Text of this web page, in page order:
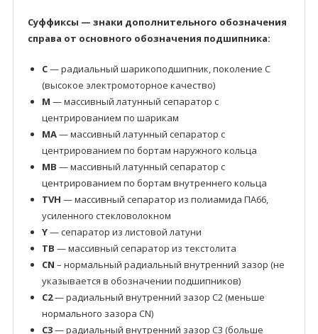
Суффиксы — знаки дополнительного обозначения
справа от основного обозначения подшипника:
C— радиальный шарикоподшипник, поколение C
(высокое электромоторное качество)
M — массивный латунный сепаратор с
центрированием по шарикам
MA— массивный латунный сепаратор с
центрированием по бортам наружного кольца
MB — массивный латунный сепаратор с
центрированием по бортам внутреннего кольца
TVH — массивный сепаратор из полиамида ПА66,
усиленного стекловолокном
Y— сепаратор из листовой латуни
TB — массивный сепаратор из текстолита
CN – нормальный радиальный внутренний зазор (не
указывается в обозначении подшипников)
C2— радиальный внутренний зазор C2 (меньше
нормального зазора CN)
C3— радиальный внутренний зазор C3 (больше